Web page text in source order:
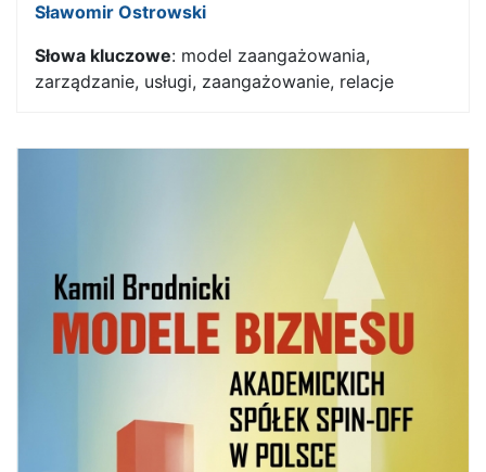
Sławomir Ostrowski
Słowa kluczowe: model zaangażowania,
zarządzanie, usługi, zaangażowanie, relacje